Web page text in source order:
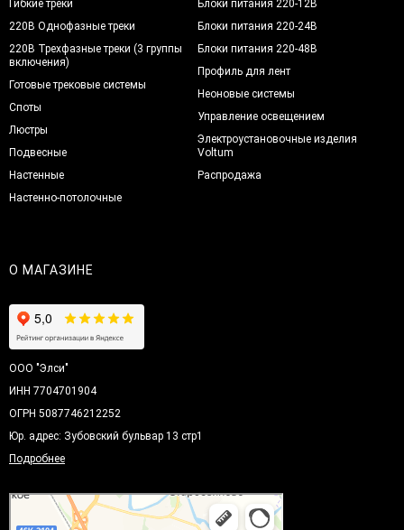
Гибкие треки
220В Однофазные треки
220В Трехфазные треки (3 группы
включения)
Готовые трековые системы
Споты
Люстры
Подвесные
Настенные
Настенно-потолочные
Блоки питания 220-12В
Блоки питания 220-24В
Блоки питания 220-48В
Профиль для лент
Неоновые системы
Управление освещением
Электроустановочные изделия
Voltum
Распродажа
О МАГАЗИНЕ
ООО "Элси"
ИНН 7704701904
ОГРН 5087746212252
Юр. адрес: Зубовский бульвар 13 стр1
Подробнее